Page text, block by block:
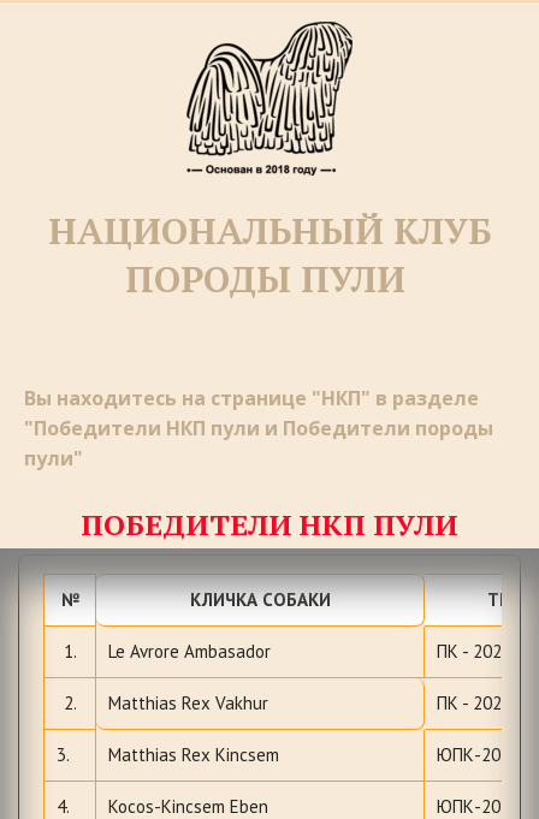
НАЦИОНАЛЬНЫЙ КЛУБ
ПОРОДЫ ПУЛИ­­
Вы находитесь на странице "НКП" в разделе
"Победители НКП пули и Победители породы
пули"
ПОБЕДИТЕЛИ НКП ПУЛИ
№ КЛИЧКА СОБАКИ
1. Le Avrore Ambasador ПК - 2020,
2. Matthias Rex Vakhur ПК - 2020,
3. Matthias Rex Kincsem ЮПК-2020,
4. Kocos-Kincsem Eben ЮПК-2020